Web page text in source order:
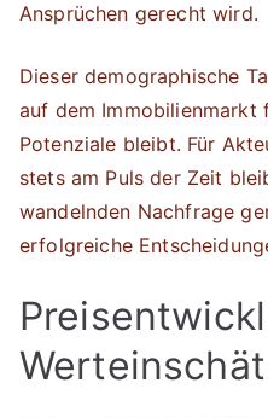
Ansprüchen gerecht wird.
Dieser demographische
auf dem Immobilienmarkt
Potenziale bleibt. Für
stets am Puls der Zeit
wandelnden Nachfrage
erfolgreiche